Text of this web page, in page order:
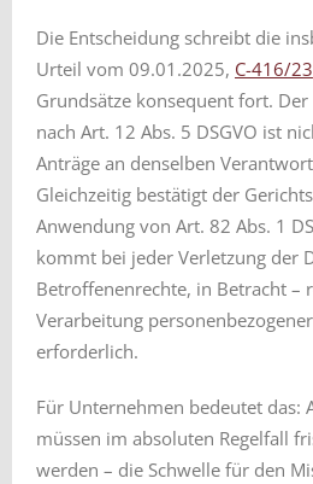
Die Entscheidung schreibt die
Urteil vom 09.01.2025, C-416/23
Grundsätze konsequent fort.
nach Art. 12 Abs. 5 DSGVO ist
Anträge an denselben
Gleichzeitig bestätigt der
Anwendung von Art. 82 Abs. 1
kommt bei jeder Verletzung der
Betroffenenrechte, in Betracht –
Verarbeitung
erforderlich.
Für Unternehmen bedeutet das:
müssen im absoluten Regelfall
werden – die Schwelle für den